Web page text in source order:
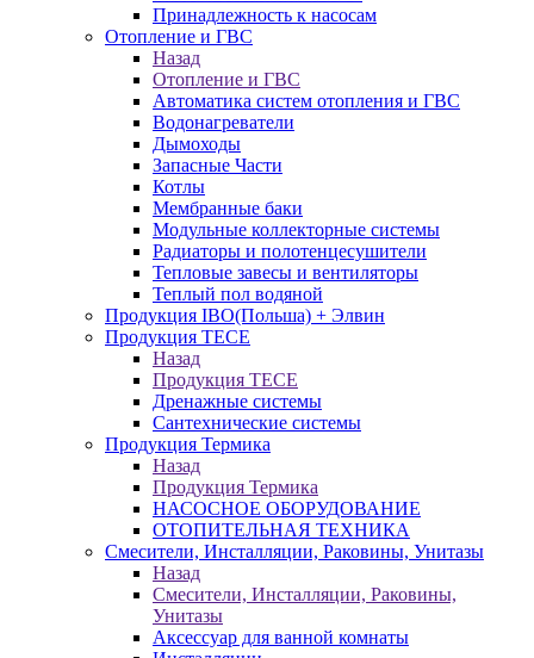
Принадлежность к насосам
Отопление и ГВС
Назад
Отопление и ГВС
Автоматика систем отопления и ГВС
Водонагреватели
Дымоходы
Запасные Части
Котлы
Мембранные баки
Модульные коллекторные системы
Радиаторы и полотенцесушители
Тепловые завесы и вентиляторы
Теплый пол водяной
Продукция IBO(Польша) + Элвин
Продукция TECE
Назад
Продукция TECE
Дренажные системы
Сантехнические системы
Продукция Термика
Назад
Продукция Термика
НАСОСНОЕ ОБОРУДОВАНИЕ
ОТОПИТЕЛЬНАЯ ТЕХНИКА
Смесители, Инсталляции, Раковины, Унитазы
Назад
Смесители, Инсталляции, Раковины,
Унитазы
Аксессуар для ванной комнаты